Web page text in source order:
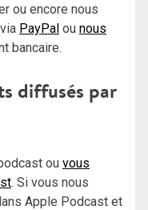
ou encore nous
PayPal ou nous
bancaire.
diffusés par
ou vous
. Si vous nous
Apple Podcast et